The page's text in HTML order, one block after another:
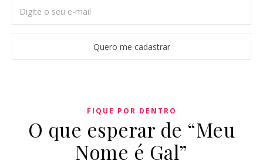
FIQUE POR DENTRO
O que esperar de “Meu
Nome é Gal”